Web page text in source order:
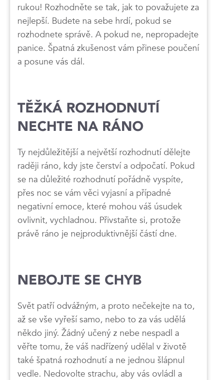
rukou! Rozhodněte se tak, jak to považujete za
nejlepší. Budete na sebe hrdí, pokud se
rozhodnete správě. A pokud ne, nepropadejte
panice. Špatná zkušenost vám přinese poučení
a posune vás dál.
TĚŽKÁ ROZHODNUTÍ
NECHTE NA RÁNO
Ty nejdůležitější a největší rozhodnutí dělejte
raději ráno, kdy jste čerství a odpočatí. Pokud
se na důležité rozhodnutí pořádně vyspíte,
přes noc se vám věci vyjasní a případné
negativní emoce, které mohou váš úsudek
ovlivnit, vychladnou. Přivstaňte si, protože
právě ráno je nejproduktivnější částí dne.
NEBOJTE SE CHYB
Svět patří odvážným, a proto nečekejte na to,
až se vše vyřeší samo, nebo to za vás udělá
někdo jiný. Žádný učený z nebe nespadl a
věřte tomu, že váš nadřízený udělal v životě
také špatná rozhodnutí a ne jednou šlápnul
vedle. Nedovolte strachu, aby vás ovládl a